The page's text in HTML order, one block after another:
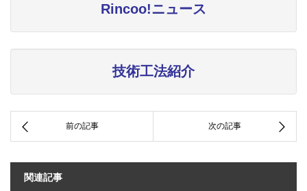
Rincoo!ニュース
技術工法紹介
関連記事